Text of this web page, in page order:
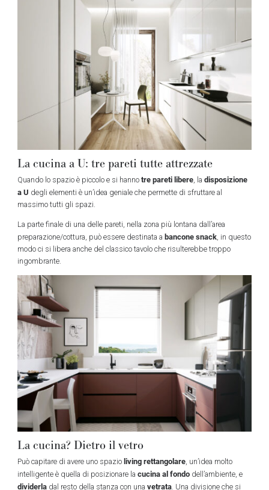
La cucina a U: tre pareti tutte attrezzate
Quando lo spazio è piccolo e si hannotre pareti libere, la disposizione
a U degli elementi è un’idea geniale che permette di sfruttare al
massimo tutti gli spazi.
La parte finale di una delle pareti, nella zona più lontana dall’area
preparazione/cottura, può essere destinata a bancone snack, in questo
modo ci si libera anche del classico tavolo che risulterebbe troppo
ingombrante.
La cucina? Dietro il vetro
Può capitare di avere uno spazio livingrettangolare, un’idea molto
intelligente è quella di posizionare la cucinaal fondodell’ambiente, e
dividerladal resto della stanza con una vetrata. Una divisione che si